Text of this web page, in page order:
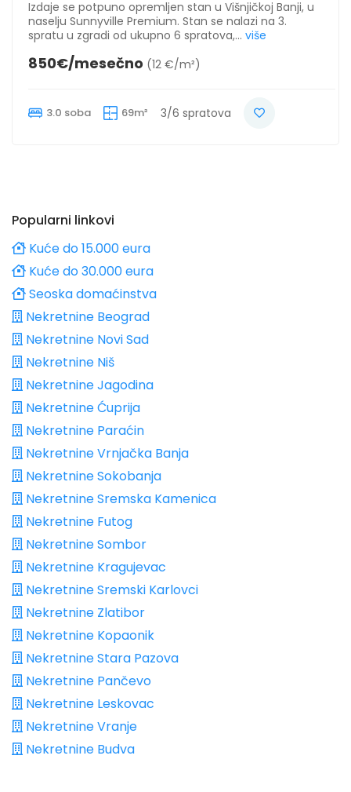
Izdaje se potpuno opremljen stan u Višnjičkoj Banji, u
naselju Sunnyville Premium. Stan se nalazi na 3.
spratu u zgradi od ukupno 6 spratova,... više
850€/mesečno (12 €/m²)
3.0 soba 69m² 3/6 spratova
Popularni linkovi
Kuće do 15.000 eura
Kuće do 30.000 eura
Seoska domaćinstva
Nekretnine Beograd
Nekretnine Novi Sad
Nekretnine Niš
Nekretnine Jagodina
Nekretnine Ćuprija
Nekretnine Paraćin
Nekretnine Vrnjačka Banja
Nekretnine Sokobanja
Nekretnine Sremska Kamenica
Nekretnine Futog
Nekretnine Sombor
Nekretnine Kragujevac
Nekretnine Sremski Karlovci
Nekretnine Zlatibor
Nekretnine Kopaonik
Nekretnine Stara Pazova
Nekretnine Pančevo
Nekretnine Leskovac
Nekretnine Vranje
Nekretnine Budva